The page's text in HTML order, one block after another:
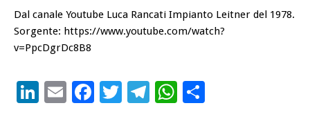
Dal canale Youtube Luca Rancati Impianto Leitner del 1978.
Sorgente: https://www.youtube.com/watch?
v=PpcDgrDc8B8
LinkedIn
EmailFacebook
Twitter
Telegram
WhatsApp